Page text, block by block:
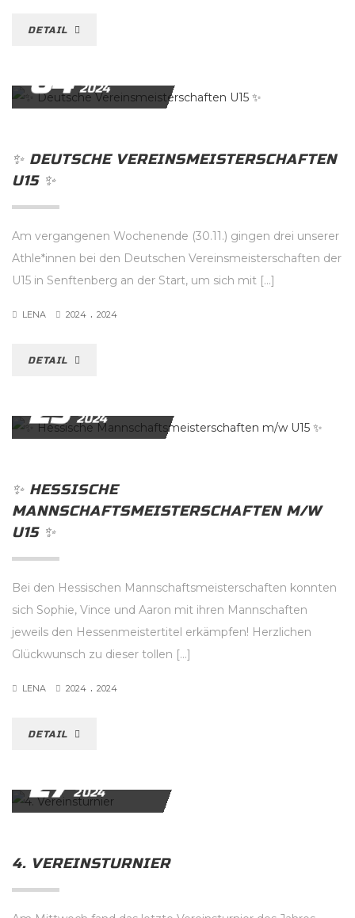
DETAIL
04 2024
✨️ DEUTSCHE VEREINSMEISTERSCHAFTEN
U15 ✨️
Am vergangenen Wochenende (30.11.) gingen drei unserer
Athle*innen bei den Deutschen Vereinsmeisterschaften der
U15 in Senftenberg an der Start, um sich mit […]
LENA 2024 . 2024
DETAIL
29 2024
✨️ HESSISCHE
MANNSCHAFTSMEISTERSCHAFTEN M/W
U15 ✨️
Bei den Hessischen Mannschaftsmeisterschaften konnten
sich Sophie, Vince und Aaron mit ihren Mannschaften
jeweils den Hessenmeistertitel erkämpfen! Herzlichen
Glückwunsch zu dieser tollen […]
LENA 2024 . 2024
DETAIL
27 2024
4. VEREINSTURNIER